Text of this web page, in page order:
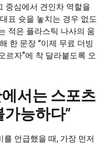
중심에서 견인차 역할을
표 슛을 놓치는 경우 없도
적은 플라스틱 나사의 움
한 문장 “이제 무료 더빙
르자”에 착 달라붙도록 오
서는 스포츠
능하다”
언급했을 때, 가장 먼저